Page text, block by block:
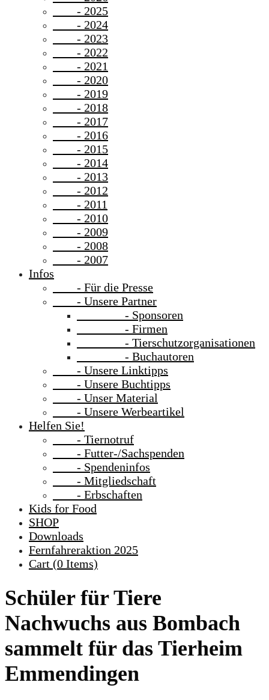
- 2025
- 2024
- 2023
- 2022
- 2021
- 2020
- 2019
- 2018
- 2017
- 2016
- 2015
- 2014
- 2013
- 2012
- 2011
- 2010
- 2009
- 2008
- 2007
Infos
- Für die Presse
- Unsere Partner
- Sponsoren
- Firmen
- Tierschutzorganisationen
- Buchautoren
- Unsere Linktipps
- Unsere Buchtipps
- Unser Material
- Unsere Werbeartikel
Helfen Sie!
- Tiernotruf
- Futter-/Sachspenden
- Spendeninfos
- Mitgliedschaft
- Erbschaften
Kids for Food
SHOP
Downloads
Fernfahreraktion 2025
Cart (0 Items)
Schüler für Tiere
Nachwuchs aus Bombach
sammelt für das Tierheim
Emmendingen